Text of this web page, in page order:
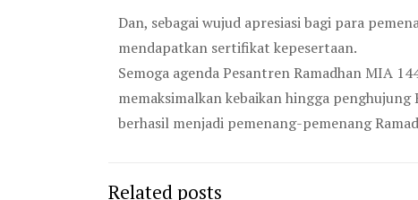
Dan, sebagai wujud apresiasi bagi para
mendapatkan sertifikat kepesertaan.
Semoga agenda Pesantren Ramadhan MIA
memaksimalkan kebaikan hingga
berhasil menjadi pemenang-pemenang
Related posts